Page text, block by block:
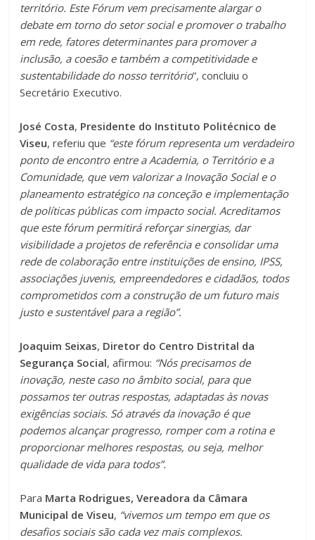
território. Este Fórum vem precisamente alargar o
debate em torno do setor social e promover o trabalho
em rede, fatores determinantes para promover a
inclusão, a coesão e também a competitividade e
sustentabilidade do nosso território”,concluiu o
Secretário Executivo.
José Costa, Presidente do Instituto Politécnico de
Viseu, referiu que “este fórum representa um verdadeiro
ponto de encontro entre a Academia, o Território e a
Comunidade, que vem valorizar a Inovação Social e o
planeamento estratégico na conceção e implementação
de políticas públicas com impacto social. Acreditamos
que este fórum permitirá reforçar sinergias, dar
visibilidade a projetos de referência e consolidar uma
rede de colaboração entre instituições de ensino, IPSS,
associações juvenis, empreendedores e cidadãos, todos
comprometidos com a construção de um futuro mais
justo e sustentável para a região”.
Joaquim Seixas, Diretor do Centro Distrital da
Segurança Social, afirmou: “Nós precisamos de
inovação, neste caso no âmbito social, para que
possamos ter outras respostas, adaptadas às novas
exigências sociais. Só através da inovação é que
podemos alcançar progresso, romper com a rotina e
proporcionar melhores respostas, ou seja, melhor
qualidade de vida para todos”.
Para Marta Rodrigues, Vereadora da Câmara
Municipal de Viseu, “vivemos um tempo em que os
desafios sociais são cada vez mais complexos.